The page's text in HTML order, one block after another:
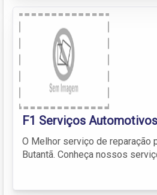
F1 Serviços Automotivos
O Melhor serviço de reparação
Butantã. Conheça nossos